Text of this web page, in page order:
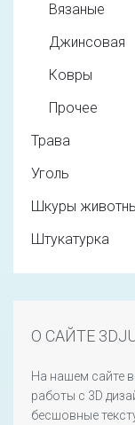
Вязаные
Джинсовая
Ковры
Прочее
Трава
Уголь
Шкуры
Штукатурка
О САЙТЕ
На нашем сайте
работы с 3D
бесшовные